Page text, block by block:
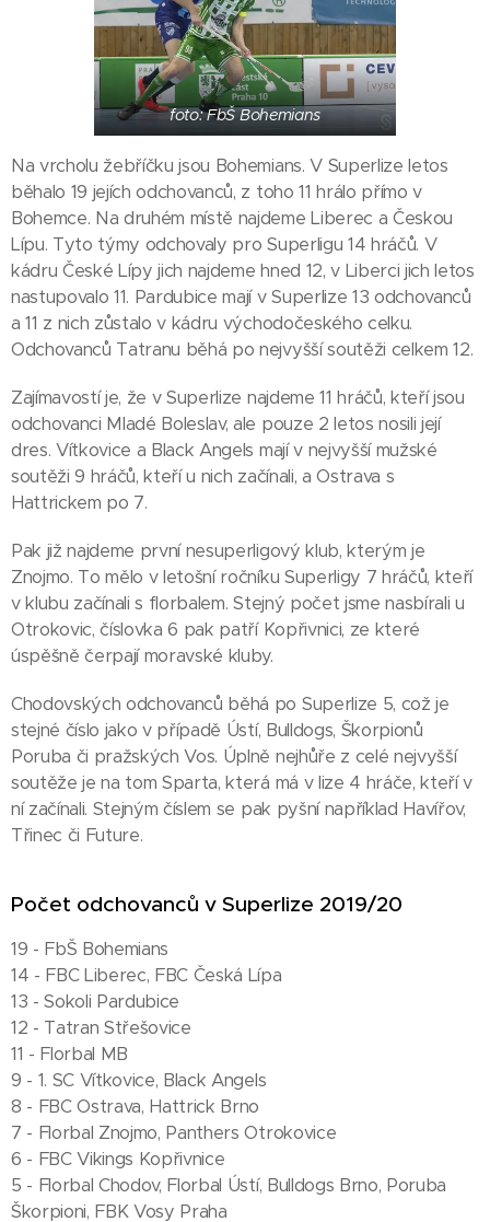
foto: FbŠ Bohemians
Na vrcholu žebříčku jsou Bohemians. V Superlize letos
běhalo 19 jejích odchovanců, z toho 11 hrálo přímo v
Bohemce. Na druhém místě najdeme Liberec a Českou
Lípu. Tyto týmy odchovaly pro Superligu 14 hráčů. V
kádru České Lípy jich najdeme hned 12, v Liberci jich letos
nastupovalo 11. Pardubice mají v Superlize 13 odchovanců
a 11 z nich zůstalo v kádru východočeského celku.
Odchovanců Tatranu běhá po nejvyšší soutěži celkem 12.
Zajímavostí je, že v Superlize najdeme 11 hráčů, kteří jsou
odchovanci Mladé Boleslav, ale pouze 2 letos nosili její
dres. Vítkovice a Black Angels mají v nejvyšší mužské
soutěži 9 hráčů, kteří u nich začínali, a Ostrava s
Hattrickem po 7.
Pak již najdeme první nesuperligový klub, kterým je
Znojmo. To mělo v letošní ročníku Superligy 7 hráčů, kteří
v klubu začínali s florbalem. Stejný počet jsme nasbírali u
Otrokovic, číslovka 6 pak patří Kopřivnici, ze které
úspěšně čerpají moravské kluby.
Chodovských odchovanců běhá po Superlize 5, což je
stejné číslo jako v případě Ústí, Bulldogs, Škorpionů
Poruba či pražských Vos. Úplně nejhůře z celé nejvyšší
soutěže je na tom Sparta, která má v lize 4 hráče, kteří v
ní začínali. Stejným číslem se pak pyšní například Havířov,
Třinec či Future.
Počet odchovanců v Superlize 2019/20
19 - FbŠ Bohemians
14 - FBC Liberec, FBC Česká Lípa
13 - Sokoli Pardubice
12 - Tatran Střešovice
11 - Florbal MB
9 - 1. SC Vítkovice, Black Angels
8 - FBC Ostrava, Hattrick Brno
7 - Florbal Znojmo, Panthers Otrokovice
6 - FBC Vikings Kopřivnice
5 - Florbal Chodov, Florbal Ústí, Bulldogs Brno, Poruba
Škorpioni, FBK Vosy Praha
20.06.2026 07.05.2026